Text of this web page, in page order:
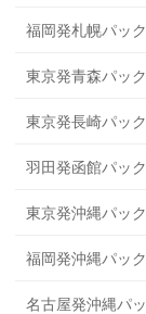
福岡発札幌パッ
東京発青森パッ
東京発長崎パッ
羽田発函館パッ
東京発沖縄パッ
福岡発沖縄パッ
名古屋発沖縄パ